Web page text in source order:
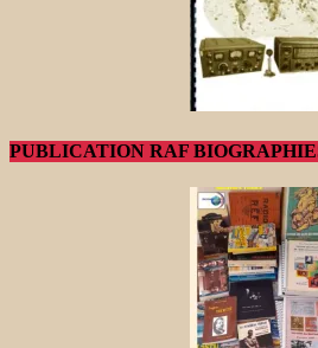
PUBLICATION RAF